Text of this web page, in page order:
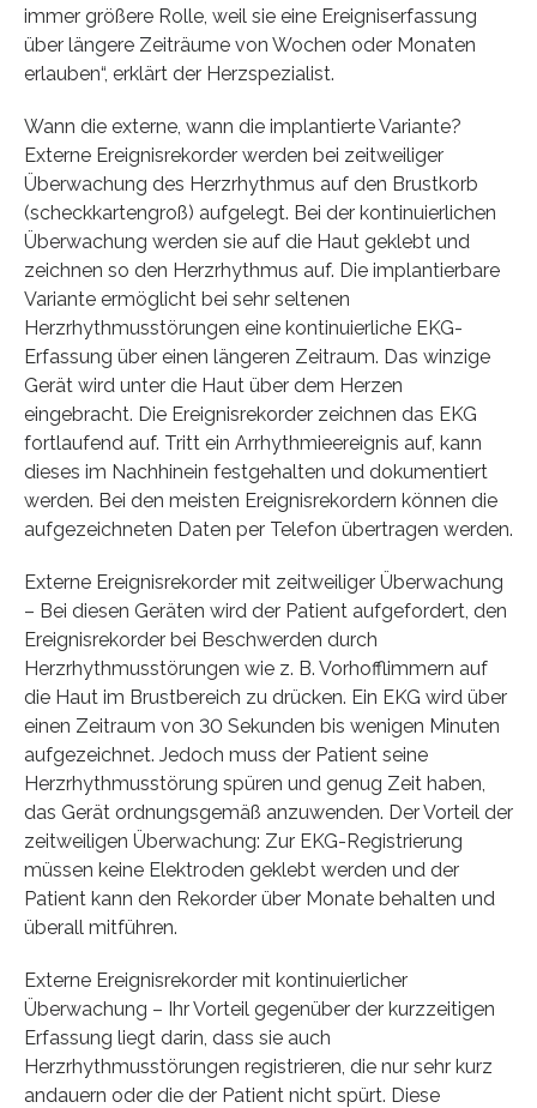
immer größere Rolle, weil sie eine Ereigniserfassung
über längere Zeiträume von Wochen oder Monaten
erlauben“, erklärt der Herzspezialist.
Wann die externe, wann die implantierte Variante?
Externe Ereignisrekorder werden bei zeitweiliger
Überwachung des Herzrhythmus auf den Brustkorb
(scheckkartengroß) aufgelegt. Bei der kontinuierlichen
Überwachung werden sie auf die Haut geklebt und
zeichnen so den Herzrhythmus auf. Die implantierbare
Variante ermöglicht bei sehr seltenen
Herzrhythmusstörungen eine kontinuierliche EKG-
Erfassung über einen längeren Zeitraum. Das winzige
Gerät wird unter die Haut über dem Herzen
eingebracht. Die Ereignisrekorder zeichnen das EKG
fortlaufend auf. Tritt ein Arrhythmieereignis auf, kann
dieses im Nachhinein festgehalten und dokumentiert
werden. Bei den meisten Ereignisrekordern können die
aufgezeichneten Daten per Telefon übertragen werden.
Externe Ereignisrekorder mit zeitweiliger Überwachung
– Bei diesen Geräten wird der Patient aufgefordert, den
Ereignisrekorder bei Beschwerden durch
Herzrhythmusstörungen wie z. B. Vorhofflimmern auf
die Haut im Brustbereich zu drücken. Ein EKG wird über
einen Zeitraum von 30 Sekunden bis wenigen Minuten
aufgezeichnet. Jedoch muss der Patient seine
Herzrhythmusstörung spüren und genug Zeit haben,
das Gerät ordnungsgemäß anzuwenden. Der Vorteil der
zeitweiligen Überwachung: Zur EKG-Registrierung
müssen keine Elektroden geklebt werden und der
Patient kann den Rekorder über Monate behalten und
überall mitführen.
Externe Ereignisrekorder mit kontinuierlicher
Überwachung – Ihr Vorteil gegenüber der kurzzeitigen
Erfassung liegt darin, dass sie auch
Herzrhythmusstörungen registrieren, die nur sehr kurz
andauern oder die der Patient nicht spürt. Diese